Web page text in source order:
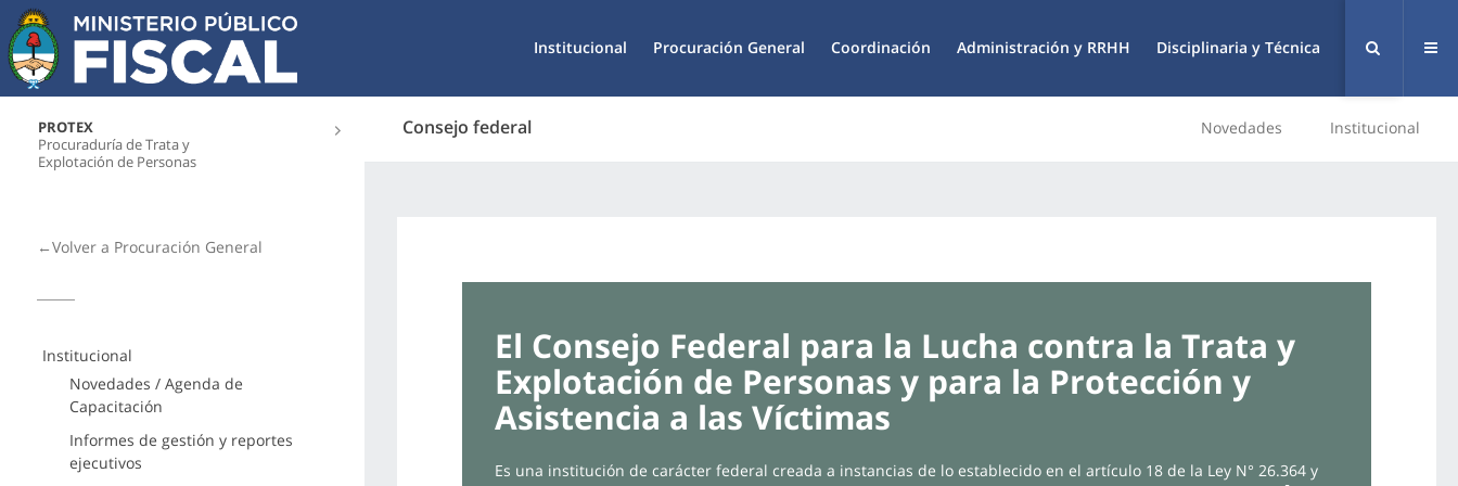
Institucional Procuración General Coordinación Administración y RRHH Disciplinaria y Técnica
PROTEX
Procuraduría de Trata y
Explotación de Personas
Consejo federal Novedades Institucional
←Volver a Procuración General
Institucional
Novedades / Agenda de
Capacitación
Informes de gestión y reportes
ejecutivos
El Consejo Federal para la Lucha contra la Trata y
Explotación de Personas y para la Protección y
Asistencia a las Víctimas
Es una institución de carácter federal creada a instancias de lo establecido en el artículo 18 de la Ley N° 26.364 y